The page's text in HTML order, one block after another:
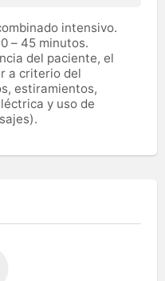
intensivo.
– 45 minutos.
del paciente, el
a criterio del
estiramientos,
y uso de